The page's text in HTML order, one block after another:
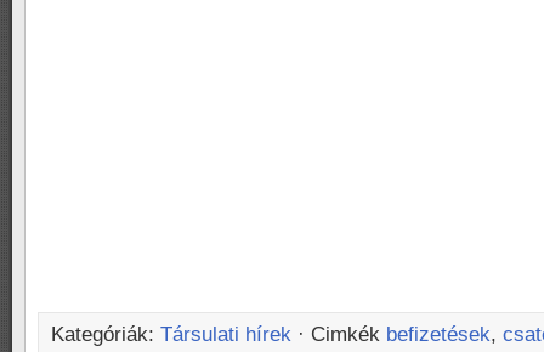
Kategóriák: Társulati hírek · Cimkék befizetések,